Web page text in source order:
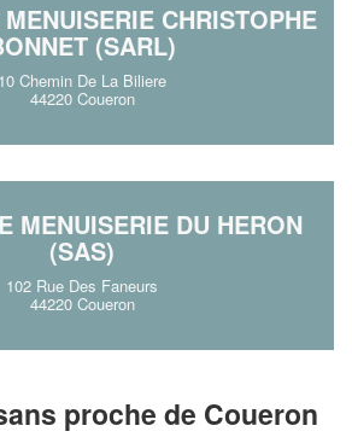
CHRISTOPHE
(SARL)
10 Chemin De La Biliere
44220 Coueron
MENUISERIE DU HERON
(SAS)
102 Rue Des Faneurs
44220 Coueron
proche de Coueron